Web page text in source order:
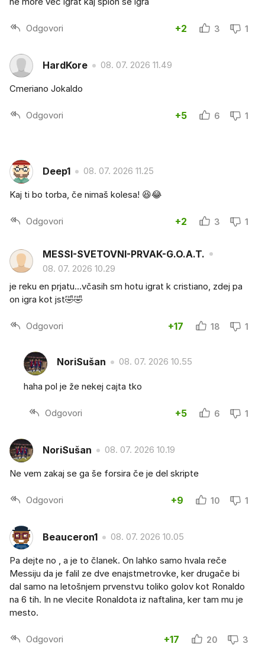
Odgovori +2 3 1
HardKore 08. 07. 2026 11.49
Cmeriano Jokaldo
Odgovori +5 6 1
Deep1 08. 07. 2026 11.25
Kaj ti bo torba, če nimaš kolesa! 😆😂
Odgovori +2 3 1
MESSI-SVETOVNI-PRVAK-G.O.A.T.
08. 07. 2026 10.29
je reku en prjatu...včasih sm hotu igrat k cristiano, zdej pa
on igra kot jst🤣🤣
Odgovori +17 18 1
NoriSušan 08. 07. 2026 10.55
haha pol je že nekej cajta tko
Odgovori +5 6 1
NoriSušan 08. 07. 2026 10.19
Ne vem zakaj se ga še forsira če je del skripte
Odgovori +9 10 1
Beauceron1 08. 07. 2026 10.05
Pa dejte no , a je to članek. On lahko samo hvala reče
Messiju da je falil ze dve enajstmetrovke, ker drugače bi
dal samo na letošnjem prvenstvu toliko golov kot Ronaldo
na 6 tih. In ne vlecite Ronaldota iz naftalina, ker tam mu je
mesto.
Odgovori +17 20 3